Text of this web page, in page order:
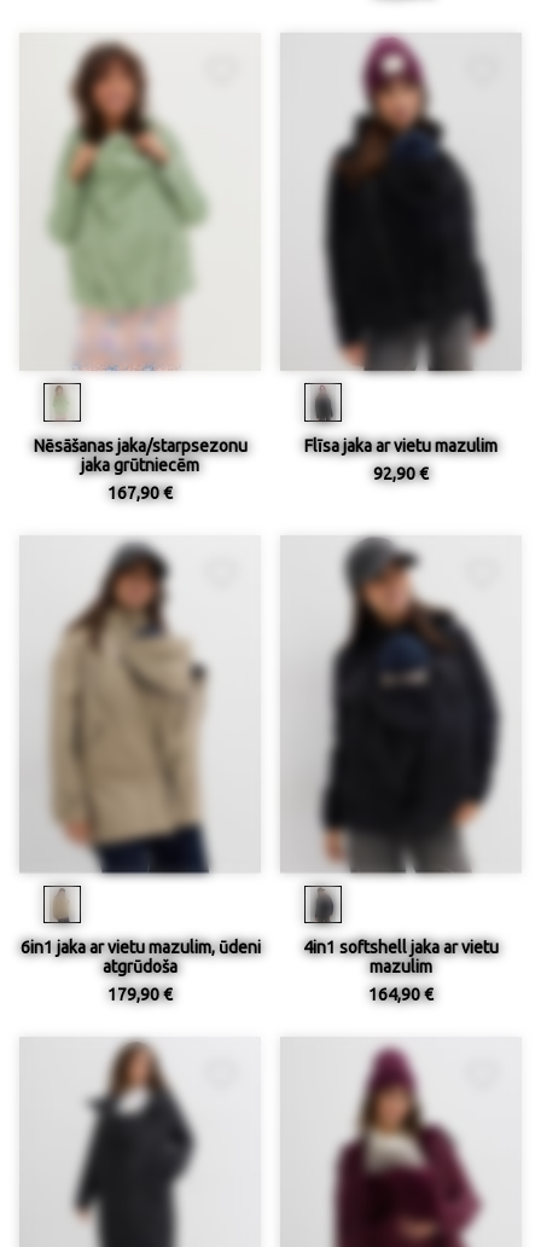
Nēsāšanas jaka/starpsezonu
jaka grūtniecēm
167,90 €
Flīsa jaka ar vietu mazulim
92,90 €
6in1 jaka ar vietu mazulim, ūdeni
atgrūdoša
179,90 €
4in1 softshell jaka ar vietu
mazulim
164,90 €